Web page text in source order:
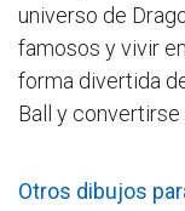
universo de
famosos y vivir
forma divertida
Ball y convertirse
Otros dibujos